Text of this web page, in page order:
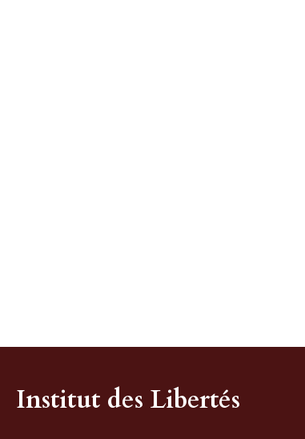
Institut des Libertés